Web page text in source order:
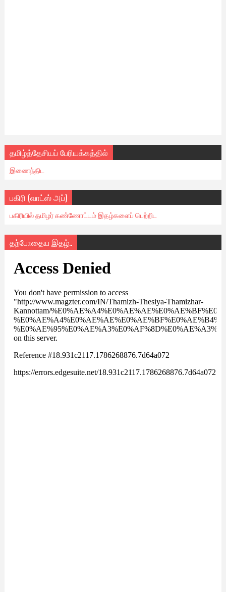
தமிழ்த்தேசியப் பேரியக்கத்தில்
இணைந்திட
பகிரி (வாட்ஸ் அப்)
பகிரியில் தமிழர் கண்ணோட்டம் இதழ்களைப் பெற்றிட
தற்போதைய இதழ்..